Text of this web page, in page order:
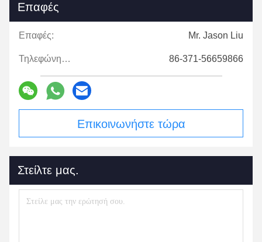
Επαφές
Επαφές: Mr. Jason Liu
Τηλεφώνημα: 86-371-56659866
Επικοινωνήστε τώρα
Στείλτε μας.